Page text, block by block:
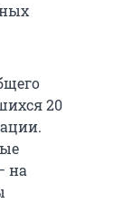
20
на